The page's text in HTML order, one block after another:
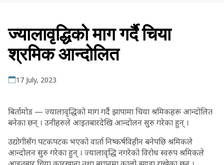
ज्यालावृद्धिको माग गर्दै चिया
श्रमिक आन्दोलित
17 July, 2023
बिर्तामोड — ज्यालावृद्धिको माग गर्दै झापामा चिया श्रमिकहरू आन्दोलित
बनेका छन् । उनीहरुले आइतबारदेखि आन्दोलन सुरु गरेका हुन् ।
उद्योगीसँग पटकपटक भएको वार्ता निष्कर्षविहीन बनेपछि श्रमिकले
आन्दोलन सुरु गरेका हुन् । ज्यालावृद्धि नगरेको विरोध स्वरुप श्रमिकले